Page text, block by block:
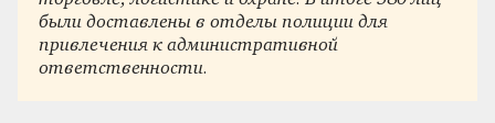
были доставлены в отделы полиции для
привлечения к административной
ответственности.